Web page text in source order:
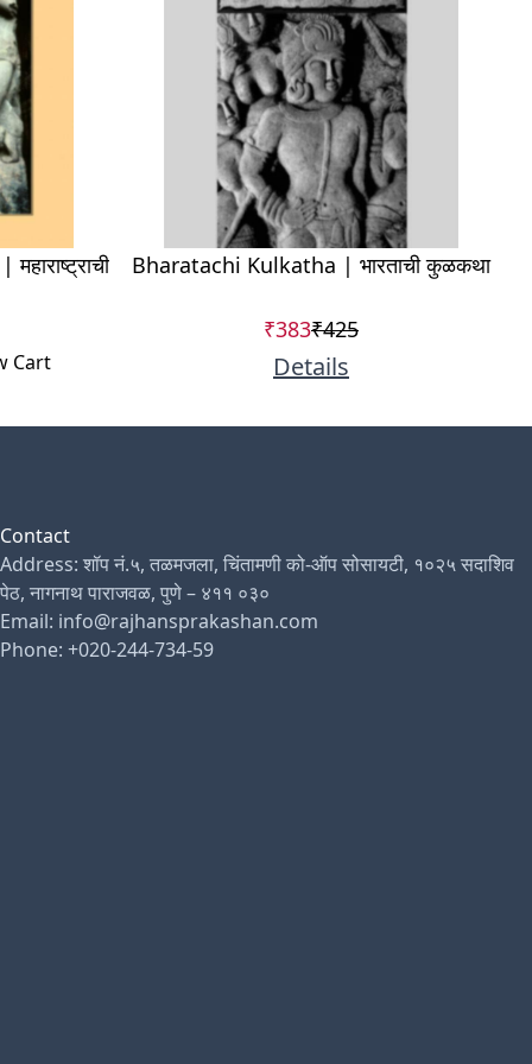
Cart
Bharatachi Kulkatha | भारताची कुळकथा
₹383₹425
Details
Contact
Address: शॉप नं.५, तळमजला, चिंतामणी को-ऑप सोसायटी, १०२५ सदाशिव
पेठ, नागनाथ पाराजवळ, पुणे – ४११ ०३०
Email: info@rajhansprakashan.com
Phone: +020-244-734-59